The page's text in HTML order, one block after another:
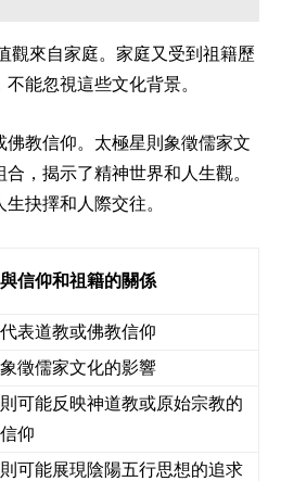
觀來自家庭。家庭又受到祖籍歷
能忽視這些文化背景。
教信仰。太極星則象徵儒家文
，揭示了精神世界和人生觀。
抉擇和人際交往。
與信仰和祖籍的關係
代表道教或佛教信仰
象徵儒家文化的影響
則可能反映神道教或原始宗教的
信仰
則可能展現陰陽五行思想的追求